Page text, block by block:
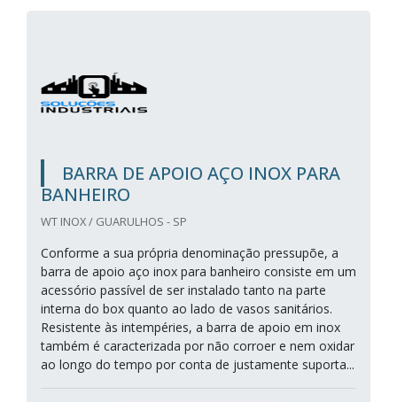
BARRA DE APOIO AÇO INOX PARA
BANHEIRO
WT INOX / GUARULHOS - SP
Conforme a sua própria denominação pressupõe, a
barra de apoio aço inox para banheiro consiste em um
acessório passível de ser instalado tanto na parte
interna do box quanto ao lado de vasos sanitários.
Resistente às intempéries, a barra de apoio em inox
também é caracterizada por não corroer e nem oxidar
ao longo do tempo por conta de justamente suporta...